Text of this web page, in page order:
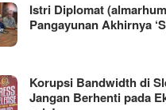
Istri Diplomat
Pangayunan Akhirnya
Korupsi Bandwidth di
Jangan Berhenti pada